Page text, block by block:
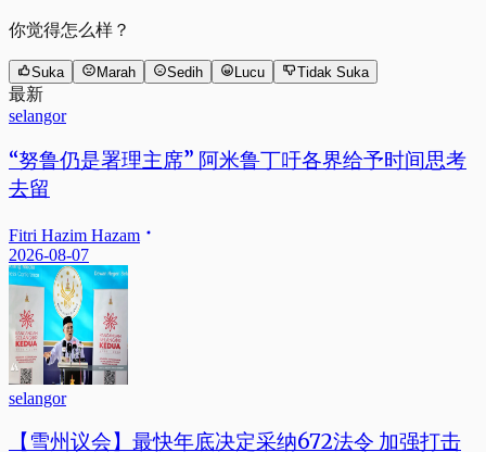
你觉得怎么样？
Suka Marah Sedih Lucu Tidak Suka
最新
selangor
“努鲁仍是署理主席” 阿米鲁丁吁各界给予时间思考
去留
Fitri Hazim Hazam
2026-08-07
selangor
【雪州议会】最快年底决定采纳672法令 加强打击